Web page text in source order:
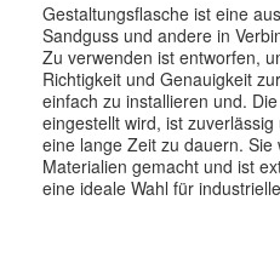
Gestaltungsflasche ist eine
Sandguss und andere in
Zu verwenden ist entworfen,
Richtigkeit und Genauigkeit
einfach zu installieren und.
eingestellt wird, ist
eine lange Zeit zu dauern. Sie
Materialien gemacht und ist
eine ideale Wahl für